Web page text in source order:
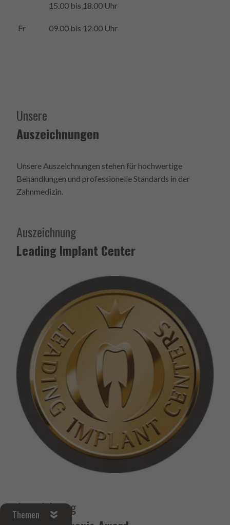
Themen
15.00 bis 18.00 Uhr
Fr 09.00 bis 12.00 Uhr
Unsere
Auszeichnungen
Unsere Auszeichnungen stehen für hochwertige
Behandlungen und professionelle Standards in der
Zahnmedizin.
Auszeichnung
Leading Implant Center
Auszeichnung